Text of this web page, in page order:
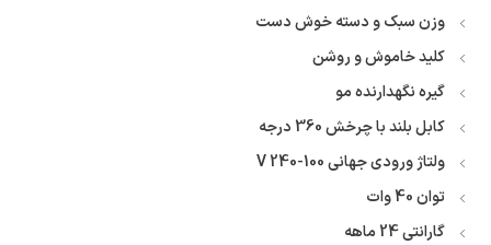
وزن سبک و دسته خوش دست
کلید خاموش و روشن
گیره نگهدارنده مو
کابل بلند با چرخش 360 درجه
ولتاژ ورودی جهانی 100-240 V
توان 40 وات
گارانتی 24 ماهه